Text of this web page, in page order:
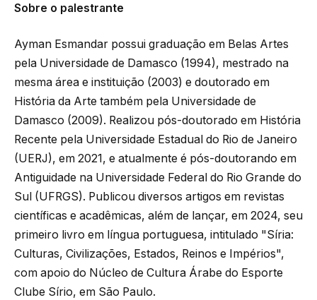
Sobre o palestrante
Ayman Esmandar possui graduação em Belas Artes
pela Universidade de Damasco (1994), mestrado na
mesma área e instituição (2003) e doutorado em
História da Arte também pela Universidade de
Damasco (2009). Realizou pós-doutorado em História
Recente pela Universidade Estadual do Rio de Janeiro
(UERJ), em 2021, e atualmente é pós-doutorando em
Antiguidade na Universidade Federal do Rio Grande do
Sul (UFRGS). Publicou diversos artigos em revistas
científicas e acadêmicas, além de lançar, em 2024, seu
primeiro livro em língua portuguesa, intitulado "Síria:
Culturas, Civilizações, Estados, Reinos e Impérios",
com apoio do Núcleo de Cultura Árabe do Esporte
Clube Sírio, em São Paulo.